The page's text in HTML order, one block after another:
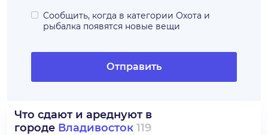
Сообщить, когда в категории Охота и
рыбалка появятся новые вещи
Отправить
Что сдают и ареднуют в
городе Владивосток 119